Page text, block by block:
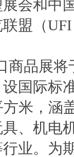
会和中
联盟（
品展将
国际标
米，涵
、机电
业。为